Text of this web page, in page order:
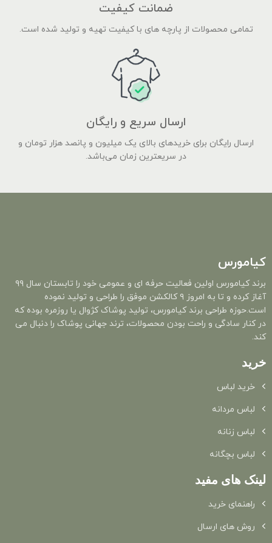
ضمانت کیفیت
تمامی محصولات از پارچه های با کیفیت تهیه و تولید شده است.
ارسال سریع و رایگان
ارسال رایگان برای خریدهای بالای یک میلیون و پانصد هزار تومان و
در سریعترین زمان می‌باشد.
کیامورس
برند کیامورس اولین فعالیت حرفه ای و عمومی خود را تابستان سال ۹۹
آغاز کرده و تا به امروز ۹ کالکشن موفق را طراحی و تولید نموده
است.حوزه طراحی برند کیامورس، تولید پوشاک کژوال یا روزمره بوده که
در کنار سادگی و راحت بودن محصولات، ترند جهانی پوشاک را دنبال می
کند.
خرید
خرید لباس
لباس مردانه
لباس زنانه
لباس بچگانه
لینک های مفید
راهنمای خرید
روش های ارسال